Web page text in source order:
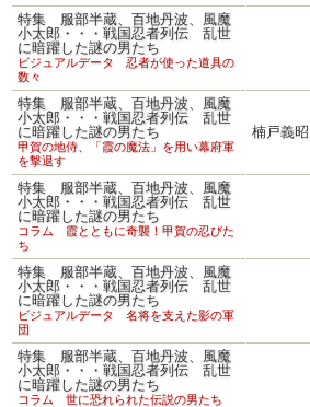
特集 服部半蔵、百地丹波、風魔
小太郎・・・戦国忍者列伝 乱世
に暗躍した謎の男たち
ビジュアルデータ 忍者が使った道具の
数々
特集 服部半蔵、百地丹波、風魔
小太郎・・・戦国忍者列伝 乱世
に暗躍した謎の男たち
甲賀の地侍、「霞の魔法」を用い幕府軍
を撃退す
楠戸義昭
特集 服部半蔵、百地丹波、風魔
小太郎・・・戦国忍者列伝 乱世
に暗躍した謎の男たち
コラム 霞とともに奇襲！甲賀の忍びた
ち
特集 服部半蔵、百地丹波、風魔
小太郎・・・戦国忍者列伝 乱世
に暗躍した謎の男たち
ビジュアルデータ 名将を支えた影の軍
団
特集 服部半蔵、百地丹波、風魔
小太郎・・・戦国忍者列伝 乱世
に暗躍した謎の男たち
コラム 世に恐れられた伝説の男たち